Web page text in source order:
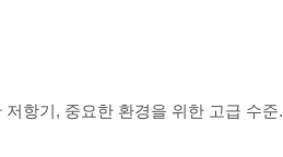
항기, 중요한 환경을 위한 고급 수준.